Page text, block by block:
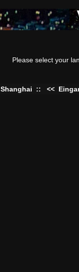
Please select your
Shanghai :: <<